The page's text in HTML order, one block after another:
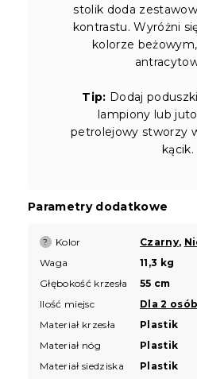
stolik doda
kontrastu. Wyróżni
kolorze
Tip: Dodaj
lampiony lub
petrolejowy stworzy
kącik.
Parametry dodatkowe
? Kolor Czarny,
Waga
11,3 kg
Głębokość krzesła
55 cm
Ilość miejsc
Dla 2 osób
Materiał krzesła
Plastik
Materiał nóg
Plastik
Materiał siedziska
Plastik